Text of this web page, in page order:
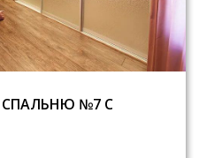
СПАЛЬНЮ №7 С